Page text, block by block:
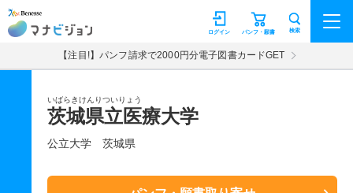
マナビジョン パンフ・願書
ログイン 検索
【注目!】パンフ請求で2000円分電子図書カードGET
いばらきけんりついりょう
茨城県立医療大学
公立大学 茨城県